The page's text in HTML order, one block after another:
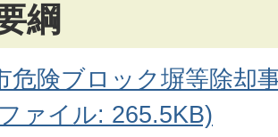
綱
危険ブロック塀等除却
ァイル: 265.5KB)